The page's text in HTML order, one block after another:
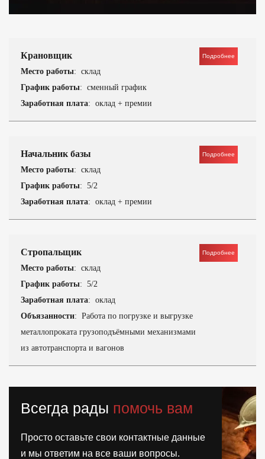
Крановщик
Место работы: склад
График работы: сменный график
Заработная плата: оклад + премии
Подробнее
Начальник базы
Место работы: склад
График работы: 5/2
Заработная плата: оклад + премии
Подробнее
Стропальщик
Место работы: склад
График работы: 5/2
Заработная плата: оклад
Объязанности: Работа по погрузке и выгрузке
металлопроката грузоподъёмными механизмами
из автотранспорта и вагонов
Подробнее
Всегда рады помочь вам
Просто оставьте свои контактные данные
и мы ответим на все ваши вопросы.